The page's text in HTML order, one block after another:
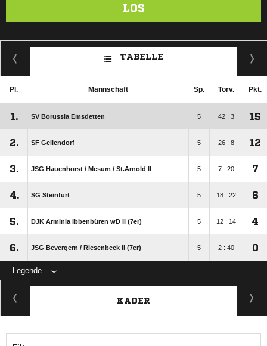
LOS
TABELLE
Pl. Mannschaft Sp. Torv. Pkt.
1. SV Borussia Emsdetten 5 42 : 3 15
2. SF Gellendorf 5 26 : 8 12
3. JSG Hauenhorst /​ Mesum /​ St.Arnold II 5 7 : 20 7
4. SG Steinfurt 5 18 : 22 6
5. DJK Arminia Ibbenbüren wD II (7er) 5 12 : 14 4
6. JSG Bevergern /​ Riesenbeck II (7er) 5 2 : 40 0
Legende
KADER